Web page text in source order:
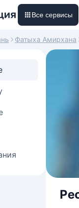
Все сервисы
Фатыха Амирхана